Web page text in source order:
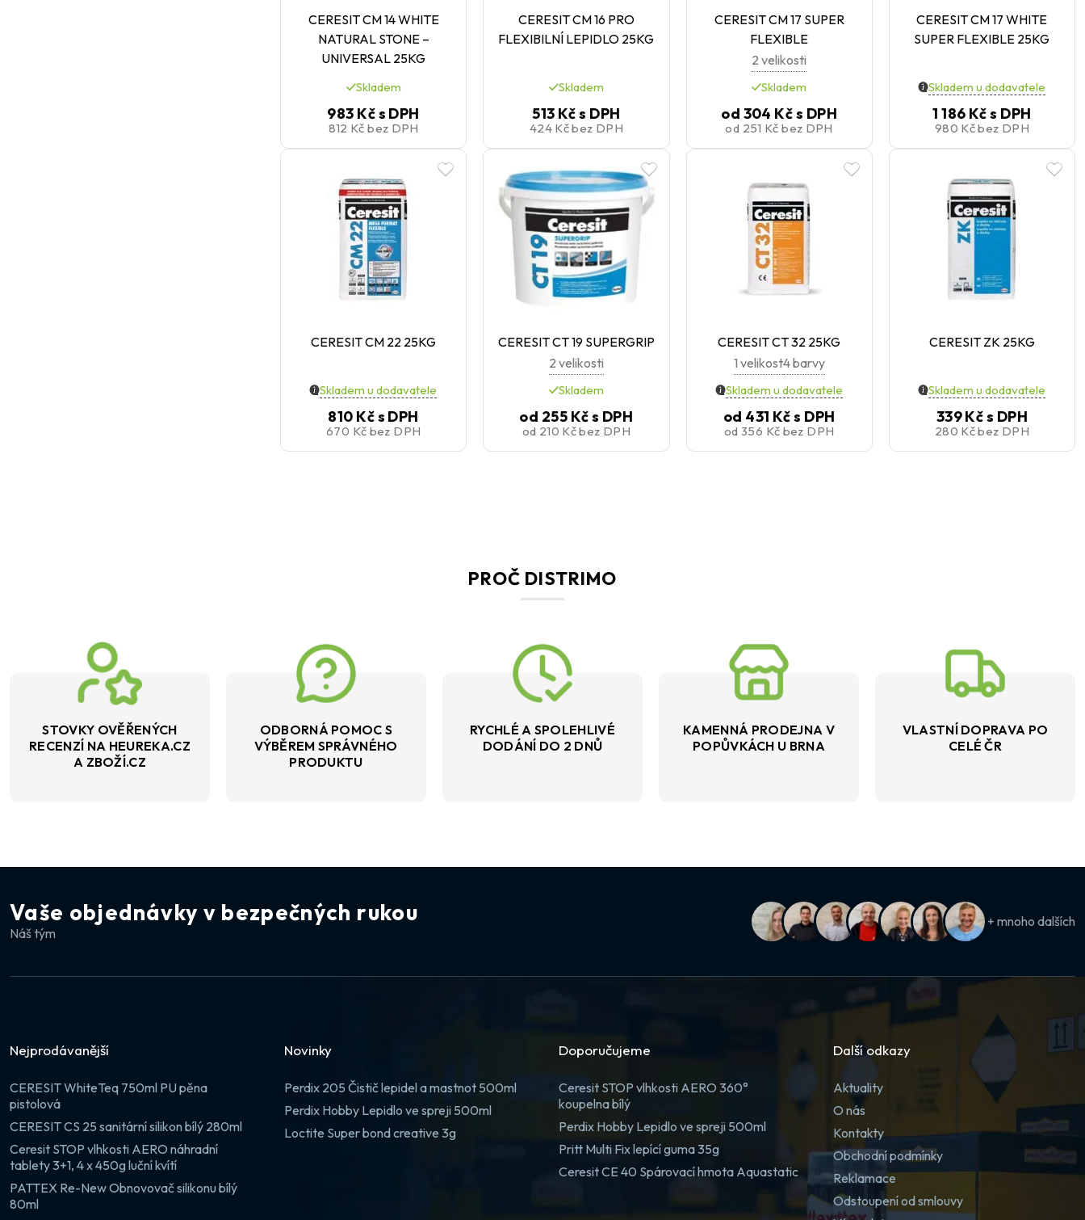
CERESIT CM 14 WHITE
NATURAL STONE –
UNIVERSAL 25KG
Skladem
983 Kčs DPH
812 Kčbez DPH
CERESIT CM 16 PRO
FLEXIBILNÍ LEPIDLO 25KG
Skladem
513 Kčs DPH
424 Kčbez DPH
CERESIT CM 17 SUPER
FLEXIBLE
2 velikosti
Skladem
od 304 Kčs DPH
od 251 Kčbez DPH
CERESIT CM 17 WHITE
SUPER FLEXIBLE 25KG
Skladem u dodavatele
1 186 Kčs DPH
980 Kčbez DPH
CERESIT CM 22 25KG
Skladem u dodavatele
810 Kčs DPH
670 Kč bez DPH
CERESIT CT 19 SUPERGRIP
2 velikosti
Skladem
od 255 Kčs DPH
od 210 Kčbez DPH
CERESIT CT 32 25KG
1 velikost4 barvy
Skladem u dodavatele
od 431 Kčs DPH
od 356 Kč bez DPH
CERESIT ZK 25KG
Skladem u dodavatele
339 Kčs DPH
280 Kčbez DPH
PROČ DISTRIMO
STOVKY OVĚŘENÝCH
RECENZÍ NA HEUREKA.CZ
A ZBOŽÍ.CZ
ODBORNÁ POMOC S
VÝBĚREM SPRÁVNÉHO
PRODUKTU
RYCHLÉ A SPOLEHLIVÉ
DODÁNÍ DO 2 DNŮ
KAMENNÁ PRODEJNA V
POPŮVKÁCH U BRNA
VLASTNÍ DOPRAVA PO
CELÉ ČR
Vaše objednávky v bezpečných rukou
Náš tým
+ mnoho dalších
Nejprodávanější
CERESIT WhiteTeq 750ml PU pěna
pistolová
CERESIT CS 25 sanitární silikon bílý 280ml
Ceresit STOP vlhkosti AERO náhradní
tablety 3+1, 4 x 450g luční kvítí
PATTEX Re-New Obnovovač silikonu bílý
80ml
Novinky
Perdix 205 Čistič lepidel a mastnot 500ml
Perdix Hobby Lepidlo ve spreji 500ml
Loctite Super bond creative 3g
Doporučujeme
Ceresit STOP vlhkosti AERO 360°
koupelna bílý
Perdix Hobby Lepidlo ve spreji 500ml
Pritt Multi Fix lepící guma 35g
Ceresit CE 40 Spárovací hmota Aquastatic
Další odkazy
Aktuality
O nás
Kontakty
Obchodní podmínky
Reklamace
Odstoupení od smlouvy